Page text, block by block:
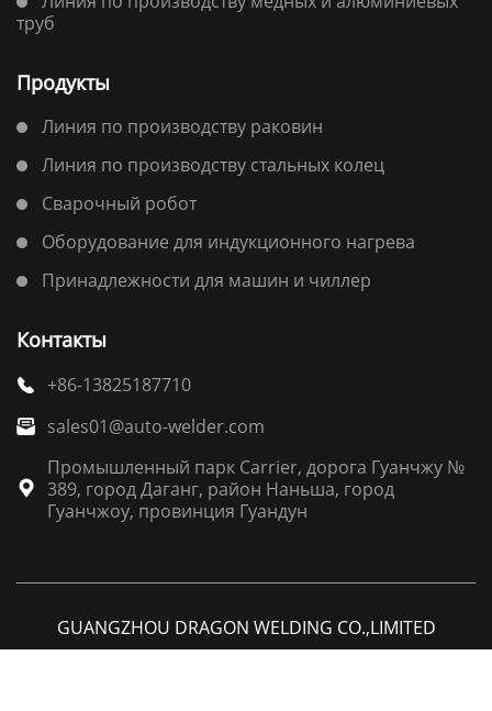
труб
Продукты
Линия по производству раковин
Линия по производству стальных колец
Сварочный робот
Оборудование для индукционного нагрева
Принадлежности для машин и чиллер
Контакты
 +86-13825187710
 sales01@auto-welder.com

Промышленный парк Carrier, дорога Гуанчжу №
389, город Даганг, район Наньша, город
Гуанчжоу, провинция Гуандун
GUANGZHOU DRAGON WELDING CO.,LIMITED